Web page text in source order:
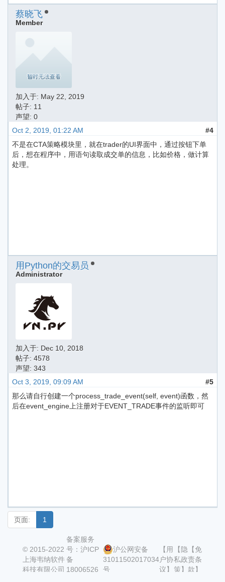
蔡晓飞
Member
加入于: May 22, 2019
帖子: 11
声望: 0
Oct 2, 2019, 01:22 AM
#4
不是在CTA策略模块里，就在trader的UI界面中，通过按钮下单
后，想在程序中，用语句读取成交单的信息，比如价格，做计算
处理。
用Python的交易员
Administrator
加入于: Dec 10, 2018
帖子: 4578
声望: 343
Oct 3, 2019, 09:09 AM
#5
那么请自行创建一个process_trade_event(self, event)函数，然
后在event_engine上注册对于EVENT_TRADE事件的监听即可
页面: 1
© 2015-2022
上海韦纳软件
科技有限公司
备案服务
号：沪ICP
备
18006526
沪公网安备
31011502017034
号
【用
户协
议】
【隐
私政
策】
【免
责条
款】